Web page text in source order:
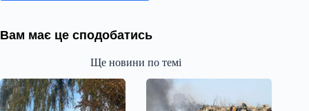
Вам має це сподобатись
Ще новини по темі